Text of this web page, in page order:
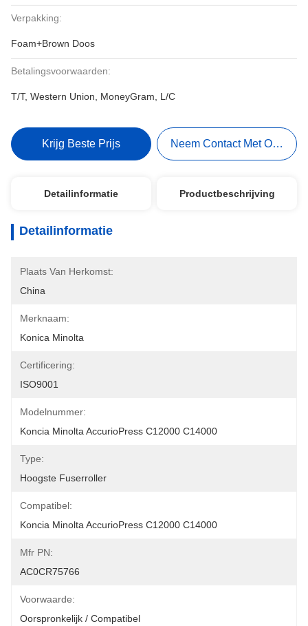
Verpakking:
Foam+Brown Doos
Betalingsvoorwaarden:
T/T, Western Union, MoneyGram, L/C
Krijg Beste Prijs Neem Contact Met Ons Op
Detailinformatie Productbeschrijving
Detailinformatie
Plaats Van Herkomst:
China
Merknaam:
Konica Minolta
Certificering:
ISO9001
Modelnummer:
Koncia Minolta AccurioPress C12000 C14000
Type:
Hoogste Fuserroller
Compatibel:
Koncia Minolta AccurioPress C12000 C14000
Mfr PN:
AC0CR75766
Voorwaarde:
Oorspronkelijk / Compatibel